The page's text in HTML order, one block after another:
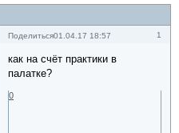
Поделиться 1
01.04.17 18:57
как на счёт практики в
палатке?
0